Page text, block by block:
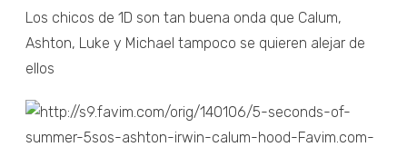
Los chicos de 1D son tan buena onda que Calum,
Ashton, Luke y Michael tampoco se quieren alejar de
ellos